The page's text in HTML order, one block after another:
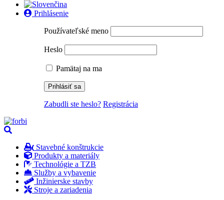
Prihlásenie
Používateľské meno
Heslo
Pamätaj na ma
Zabudli ste heslo? Registrácia
Stavebné konštrukcie
Produkty a materiály
Technológie a TZB
Služby a vybavenie
Inžinierske stavby
Stroje a zariadenia